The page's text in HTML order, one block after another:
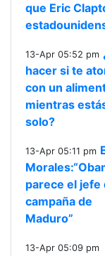
que Eric
13-Apr 05:52 pm
hacer si te
con un
mientras
solo?
13-Apr 05:11 pm
parece el jefe
campaña de
Maduro”
13-Apr 05:09 pm